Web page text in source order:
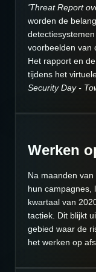
'Threat Report
worden de
voorbeelden van
Het rapport en
tijdens het
Security Day -
Werken
Na maanden
hun campagnes,
kwartaal van
tactiek. Dit blijkt
gebied waar de
het werken op